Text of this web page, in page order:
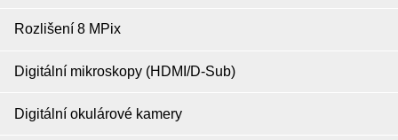
Rozlišení 8 MPix
Digitální mikroskopy (HDMI/D-Sub)
Digitální okulárové kamery